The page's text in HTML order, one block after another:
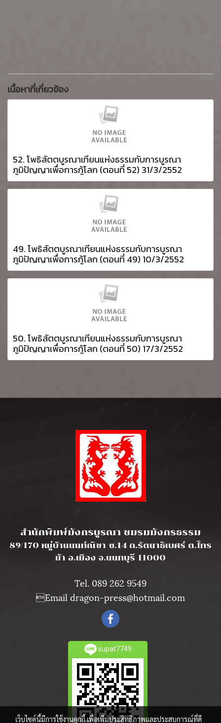
เนื้อหาที่เกี่ยวข้อง
52. โพธิสัตตบูรณาเทียนแห่งธรรมกับการบูรณา
ภูมิปัญญาเพื่อการกู้โลก (ตอนที่ 52) 31/3/2552
49. โพธิสัตตบูรณาเทียนแห่งธรรมกับการบูรณา
ภูมิปัญญาเพื่อการกู้โลก (ตอนที่ 49) 10/3/2552
50. โพธิสัตตบูรณาเทียนแห่งธรรมกับการบูรณา
ภูมิปัญญาเพื่อการกู้โลก (ตอนที่ 50) 17/3/2552
สำนักพิมพ์มังกรบูรณา ชมรมมังกรธรรม
89/170 หมู่บ้านนนท์ณิชา ซ.14 ถ.รัตนาธิเบศร์ ต.ไทร
ม้า อ.เมือง จ.นนทบุรี 11000
Tel. 089 262 9549
Email dragon-press@hotmail.com
supat7749
เว็บไซต์นี้มีการใช้งานคุกกี้ เพื่อเพิ่มประสิทธิภาพและประสบการณ์ที่ดี